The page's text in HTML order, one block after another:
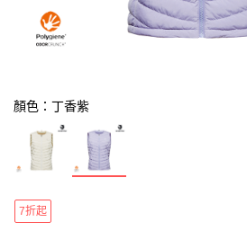
顏色：丁香紫
7折起